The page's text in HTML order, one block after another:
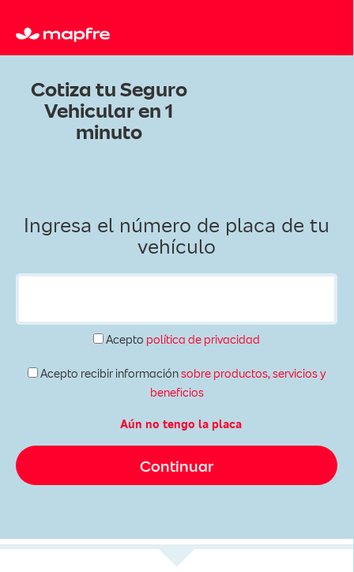
Cotiza tu Seguro
Vehicular en 1
minuto
Ingresa el número de placa de tu
vehículo
Acepto política de privacidad
Acepto recibir informaciónsobre productos, servicios y
beneficios
Aún no tengo la placa